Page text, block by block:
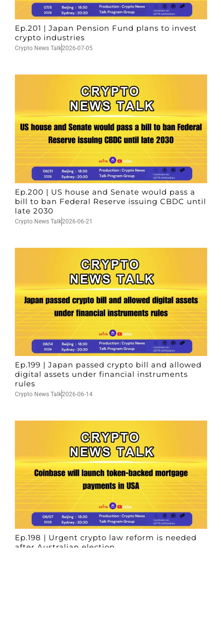
Ep.201 | Japan Pension Fund plans to invest
crypto industries
Crypto News Talk2026-07-05
Ep.200 | US house and Senate would pass a
bill to ban Federal Reserve issuing CBDC until
late 2030
Crypto News Talk2026-06-21
Ep.199 | Japan passed crypto bill and allowed
digital assets under financial instruments
rules
Crypto News Talk2026-06-14
Ep.198 | Urgent crypto law reform is needed
after Australian election